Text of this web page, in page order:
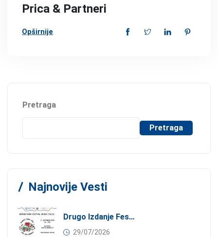
Prica & Partneri
Opširnije
Pretraga
Pretraga
Najnovije Vesti
Drugo Izdanje Festivala JEDI.VOLI.DONIRAJ: Spoj Gastronomije I Solidarnosti
29/07/2026